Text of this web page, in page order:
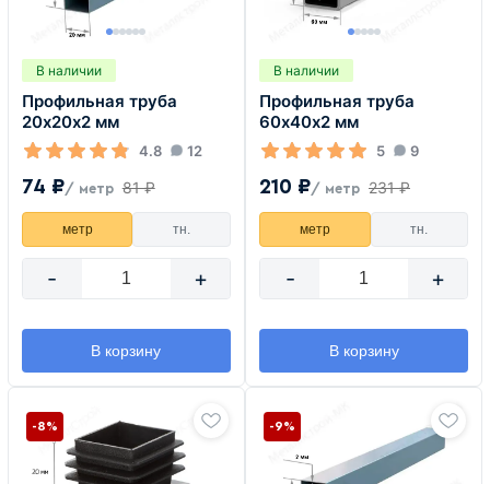
В наличии
Профильная труба
20х20х2 мм
4.8 12
74 ₽/ метр 81 ₽
метр тн.
- +
В корзину
В наличии
Профильная труба
60х40х2 мм
5 9
210 ₽/ метр 231 ₽
метр тн.
- +
В корзину
-8% -9%